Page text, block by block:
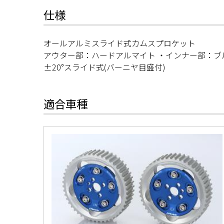
仕様
オールアルミスライド式カムスプロケット
アウター部：ハードアルマイト ・インナー部：ブ
±20°スライド式(バーニヤ目盛付)
適合車種